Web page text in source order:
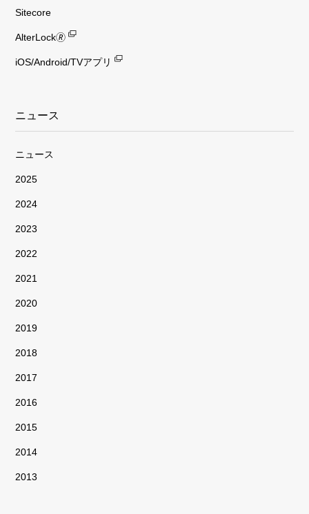
Sitecore
AlterLock🄬
iOS/Android/TVアプリ
ニュース
ニュース
2025
2024
2023
2022
2021
2020
2019
2018
2017
2016
2015
2014
2013